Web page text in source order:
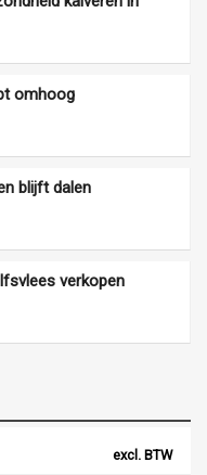
omhoog
blijft dalen
verkopen
excl. BTW